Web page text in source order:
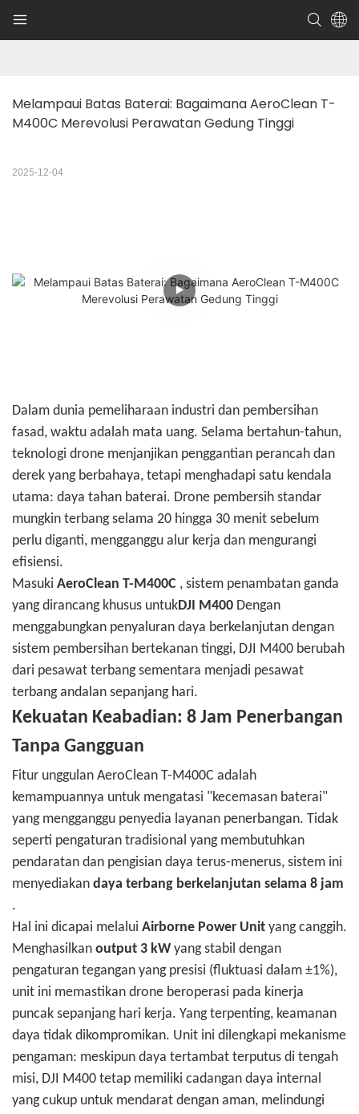
Melampaui Batas Baterai: Bagaimana AeroClean T-
M400C Merevolusi Perawatan Gedung Tinggi
2025-12-04
Dalam dunia pemeliharaan industri dan pembersihan
fasad, waktu adalah mata uang. Selama bertahun-tahun,
teknologi drone menjanjikan penggantian perancah dan
derek yang berbahaya, tetapi menghadapi satu kendala
utama: daya tahan baterai. Drone pembersih standar
mungkin terbang selama 20 hingga 30 menit sebelum
perlu diganti, mengganggu alur kerja dan mengurangi
efisiensi.
Masuki AeroClean T-M400C , sistem penambatan ganda
yang dirancang khusus untukDJI M400 Dengan
menggabungkan penyaluran daya berkelanjutan dengan
sistem pembersihan bertekanan tinggi, DJI M400 berubah
dari pesawat terbang sementara menjadi pesawat
terbang andalan sepanjang hari.
Kekuatan Keabadian: 8 Jam Penerbangan
Tanpa Gangguan
Fitur unggulan AeroClean T-M400C adalah
kemampuannya untuk mengatasi "kecemasan baterai"
yang mengganggu penyedia layanan penerbangan. Tidak
seperti pengaturan tradisional yang membutuhkan
pendaratan dan pengisian daya terus-menerus, sistem ini
menyediakan daya terbang berkelanjutan selama 8 jam
.
Hal ini dicapai melalui Airborne Power Unit yang canggih.
Menghasilkan output 3 kW yang stabil dengan
pengaturan tegangan yang presisi (fluktuasi dalam ±1%),
unit ini memastikan drone beroperasi pada kinerja
puncak sepanjang hari kerja. Yang terpenting, keamanan
daya tidak dikompromikan. Unit ini dilengkapi mekanisme
pengaman: meskipun daya tertambat terputus di tengah
misi, DJI M400 tetap memiliki cadangan daya internal
yang cukup untuk mendarat dengan aman, melindungi